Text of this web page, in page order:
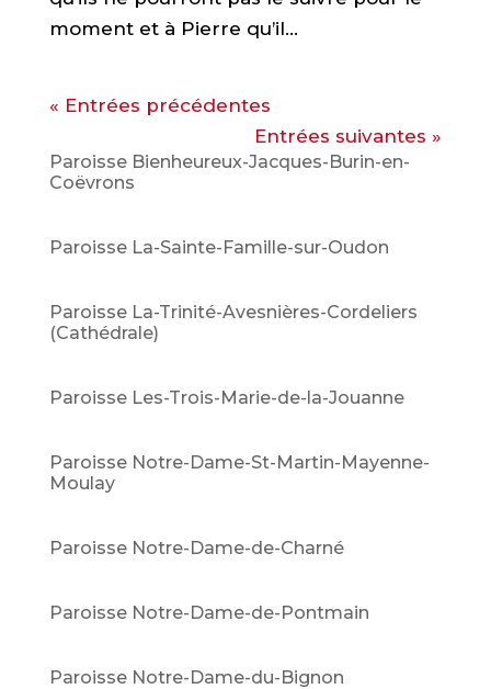
moment et à Pierre qu’il...
« Entrées précédentes
Entrées suivantes »
Paroisse Bienheureux-Jacques-Burin-en-
Coëvrons
Paroisse La-Sainte-Famille-sur-Oudon
Paroisse La-Trinité-Avesnières-Cordeliers
(Cathédrale)
Paroisse Les-Trois-Marie-de-la-Jouanne
Paroisse Notre-Dame-St-Martin-Mayenne-
Moulay
Paroisse Notre-Dame-de-Charné
Paroisse Notre-Dame-de-Pontmain
Paroisse Notre-Dame-du-Bignon